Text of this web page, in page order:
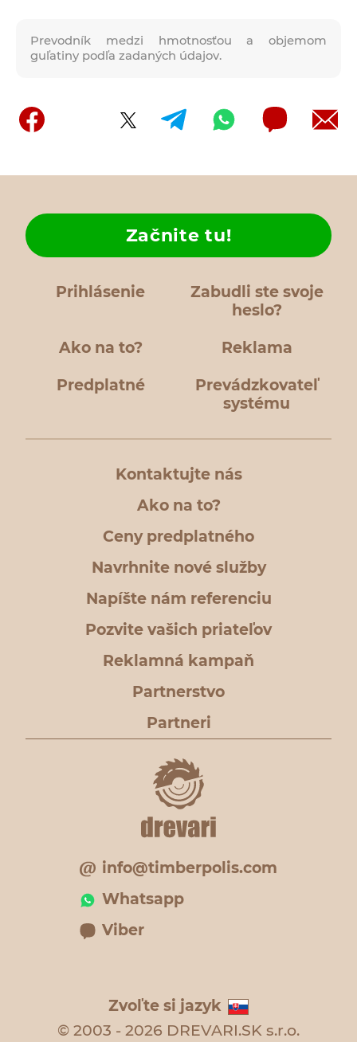
Prevodník medzi hmotnosťou a objemom
guľatiny podľa zadaných údajov.
Prihlásenie
Zabudli ste svoje
heslo?
Ako na to?
Začnite tu!
Reklama
Predplatné
Prevádzkovateľ
systému
Kontaktujte nás
Ako na to?
Ceny predplatného
Navrhnite nové služby
Napíšte nám referenciu
Pozvite vašich priateľov
Reklamná kampaň
Partnerstvo
Partneri
info@timberpolis.com
Whatsapp
Viber
Zvoľte si jazyk
© 2003 - 2026 DREVARI.SK s.r.o.